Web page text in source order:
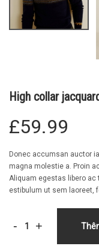
High collar
£59.99
Donec accumsan auctor
magna molestie a. Proin
Aliquam egestas libero
estibulum ut sem laoreet,
- +